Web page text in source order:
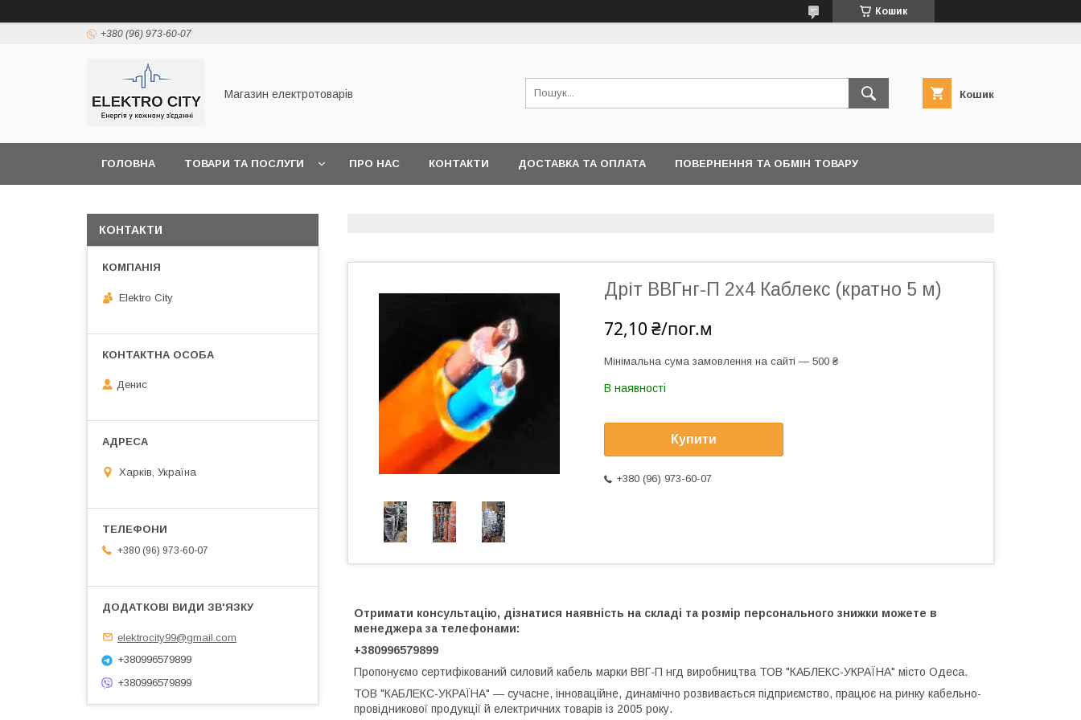
Кошик
+380 (96) 973-60-07
Магазин електротоварів Кошик
ГОЛОВНА ТОВАРИ ТА ПОСЛУГИ ПРО НАС КОНТАКТИ ДОСТАВКА ТА ОПЛАТА ПОВЕРНЕННЯ ТА ОБМІН ТОВАРУ
Дріт ВВГнг-П 2х4 Каблекс (кратно 5 м)
72,10 ₴/пог.м
Мінімальна сума замовлення на сайті — 500 ₴
В наявності
Купити
+380 (96) 973-60-07
Отримати консультацію, дізнатися наявність на складі та розмір персонального знижки можете в
менеджера за телефонами:
+380996579899
Пропонуємо сертифікований силовий кабель марки ВВГ-П нгд виробництва ТОВ "КАБЛЕКС-УКРАЇНА" місто Одеса.
ТОВ "КАБЛЕКС-УКРАЇНА" — сучасне, інноваційне, динамічно розвивається підприємство, працює на ринку кабельно-
провідникової продукції й електричних товарів із 2005 року.
КОНТАКТИ
Elektro City
Денис
Харків, Україна
+380 (96) 973-60-07
elektrocity99@gmail.com
+380996579899
+380996579899